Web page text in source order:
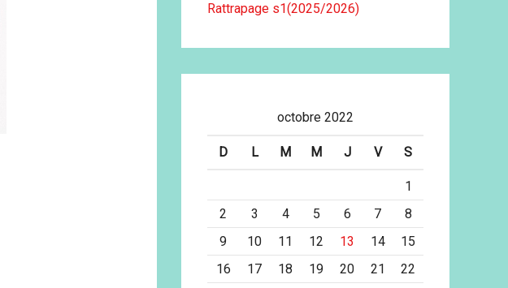
Rattrapage s1(2025/2026)
octobre 2022
D L M M J V S
1
2
3 4 5 6 7
8
9
10 11 12 13 14
15
16
17 18 19 20 21
22